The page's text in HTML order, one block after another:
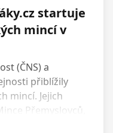
startuje
mincí v
(ČNS) a
přiblížily
mincí. Jejich
Přemyslovců,
v ostravské